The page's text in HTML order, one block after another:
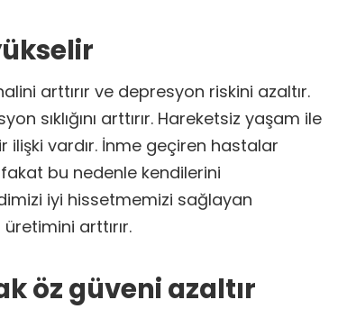
arttırır ve depresyon riskini azaltır.
sıklığını arttırır. Hareketsiz yaşam ile
ilişki vardır. İnme geçiren hastalar
bu nedenle kendilerini
iyi hissetmemizi sağlayan
arttırır.
öz güveni azaltır